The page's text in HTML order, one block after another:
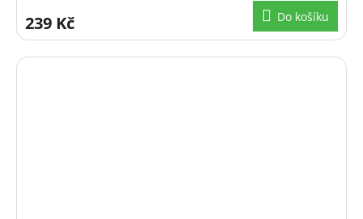
239 Kč Do košíku